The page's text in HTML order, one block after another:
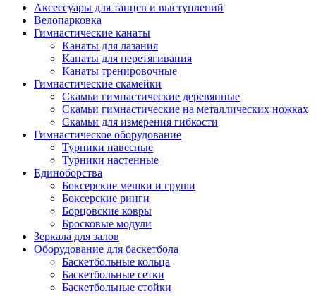
Аксессуары для танцев и выступлений
Велопарковка
Гимнастические канаты
Канаты для лазания
Канаты для перетягивания
Канаты тренировочные
Гимнастические скамейки
Скамьи гимнастические деревянные
Скамьи гимнастические на металлических ножках
Скамьи для измерения гибкости
Гимнастическое оборудование
Турники навесные
Турники настенные
Единоборства
Боксерские мешки и груши
Боксерские ринги
Борцовские ковры
Бросковые модули
Зеркала для залов
Оборудование для баскетбола
Баскетбольные кольца
Баскетбольные сетки
Баскетбольные стойки